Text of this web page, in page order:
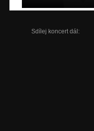
Sdílej koncert dál: